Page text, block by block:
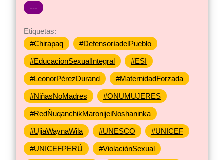
---
Etiquetas:
#Chirapaq
#DefensoríadelPueblo
#EducacionSexualIntegral #ESI
#LeonorPérezDurand #MaternidadForzada
#NiñasNoMadres #ONUMUJERES
#RedÑuqanchikMaronijeiNoshaninka
#UjiaWaynaWila #UNESCO #UNICEF
#UNICEFPERÚ #ViolaciónSexual